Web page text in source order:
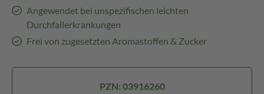
Angewendet bei unspezifischen leichten
Durchfallerkrankungen
Frei von zugesetzten Aromastoffen & Zucker
PZN: 03916260